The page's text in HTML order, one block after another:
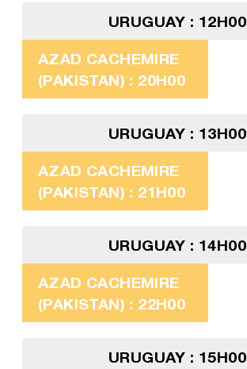
URUGUAY : 12H00
AZAD CACHEMIRE
(PAKISTAN) : 20H00
URUGUAY : 13H00
AZAD CACHEMIRE
(PAKISTAN) : 21H00
URUGUAY : 14H00
AZAD CACHEMIRE
(PAKISTAN) : 22H00
URUGUAY : 15H00